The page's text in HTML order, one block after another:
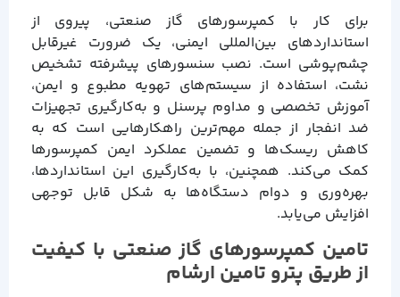
برای کار با کمپرسورهای گاز صنعتی، پیروی از
استانداردهای بین‌المللی ایمنی، یک ضرورت غیرقابل
چشم‌پوشی است. نصب سنسورهای پیشرفته تشخیص
نشت، استفاده از سیستم‌های تهویه مطبوع و ایمن،
آموزش تخصصی و مداوم پرسنل و به‌کارگیری تجهیزات
ضد انفجار از جمله مهم‌ترین راهکارهایی است که به
کاهش ریسک‌ها و تضمین عملکرد ایمن کمپرسورها
کمک می‌کند. همچنین، با به‌کارگیری این استانداردها،
بهره‌وری و دوام دستگاه‌ها به شکل قابل توجهی
افزایش می‌یابد.
تامین کمپرسورهای گاز صنعتی با کیفیت
از طریق پترو تامین ارشام